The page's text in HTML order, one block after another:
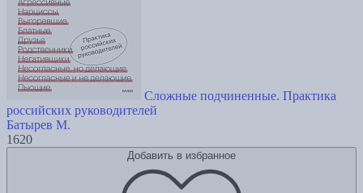
Сложные подчиненные. Практика
российских руководителей
Батырев М.
1620
Добавить в избранное